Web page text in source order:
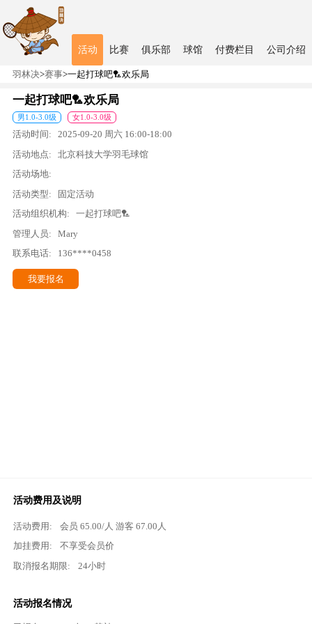
活动 比赛 俱乐部 球馆 付费栏目 公司介绍
羽林决>赛事>一起打球吧🏸欢乐局
一起打球吧🏸欢乐局
男1.0-3.0级 女1.0-3.0级
活动时间: 2025-09-20 周六 16:00-18:00
活动地点:
北京科技大学羽毛球馆
活动场地:
活动类型:
固定活动
活动组织机构:
一起打球吧🏸
管理人员:
Mary
联系电话:
136****0458
我要报名
活动费用及说明
活动费用: 会员65.00/人 游客67.00 人
加挂费用:
不享受会员价
取消报名期限:
24小时
活动报名情况